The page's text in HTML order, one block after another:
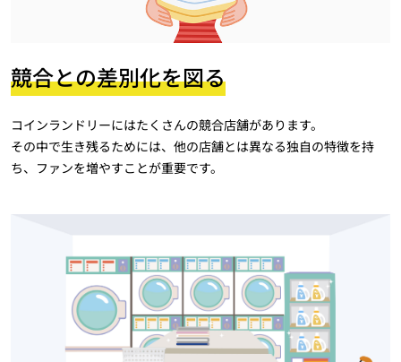
競合との差別化を図る
コインランドリーにはたくさんの競合店舗があります。
その中で生き残るためには、他の店舗とは異なる独自の特徴を持
ち、ファンを増やすことが重要です。